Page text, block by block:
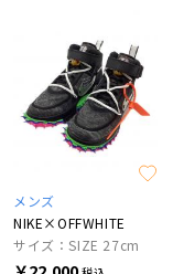
メンズ
NIKE×OFFWHITE
サイズ：SIZE 27cm